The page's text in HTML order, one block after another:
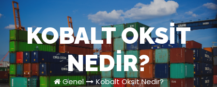
KOBALT OKSIT
NEDIR?
Genel Kobalt Oksit Nedir?